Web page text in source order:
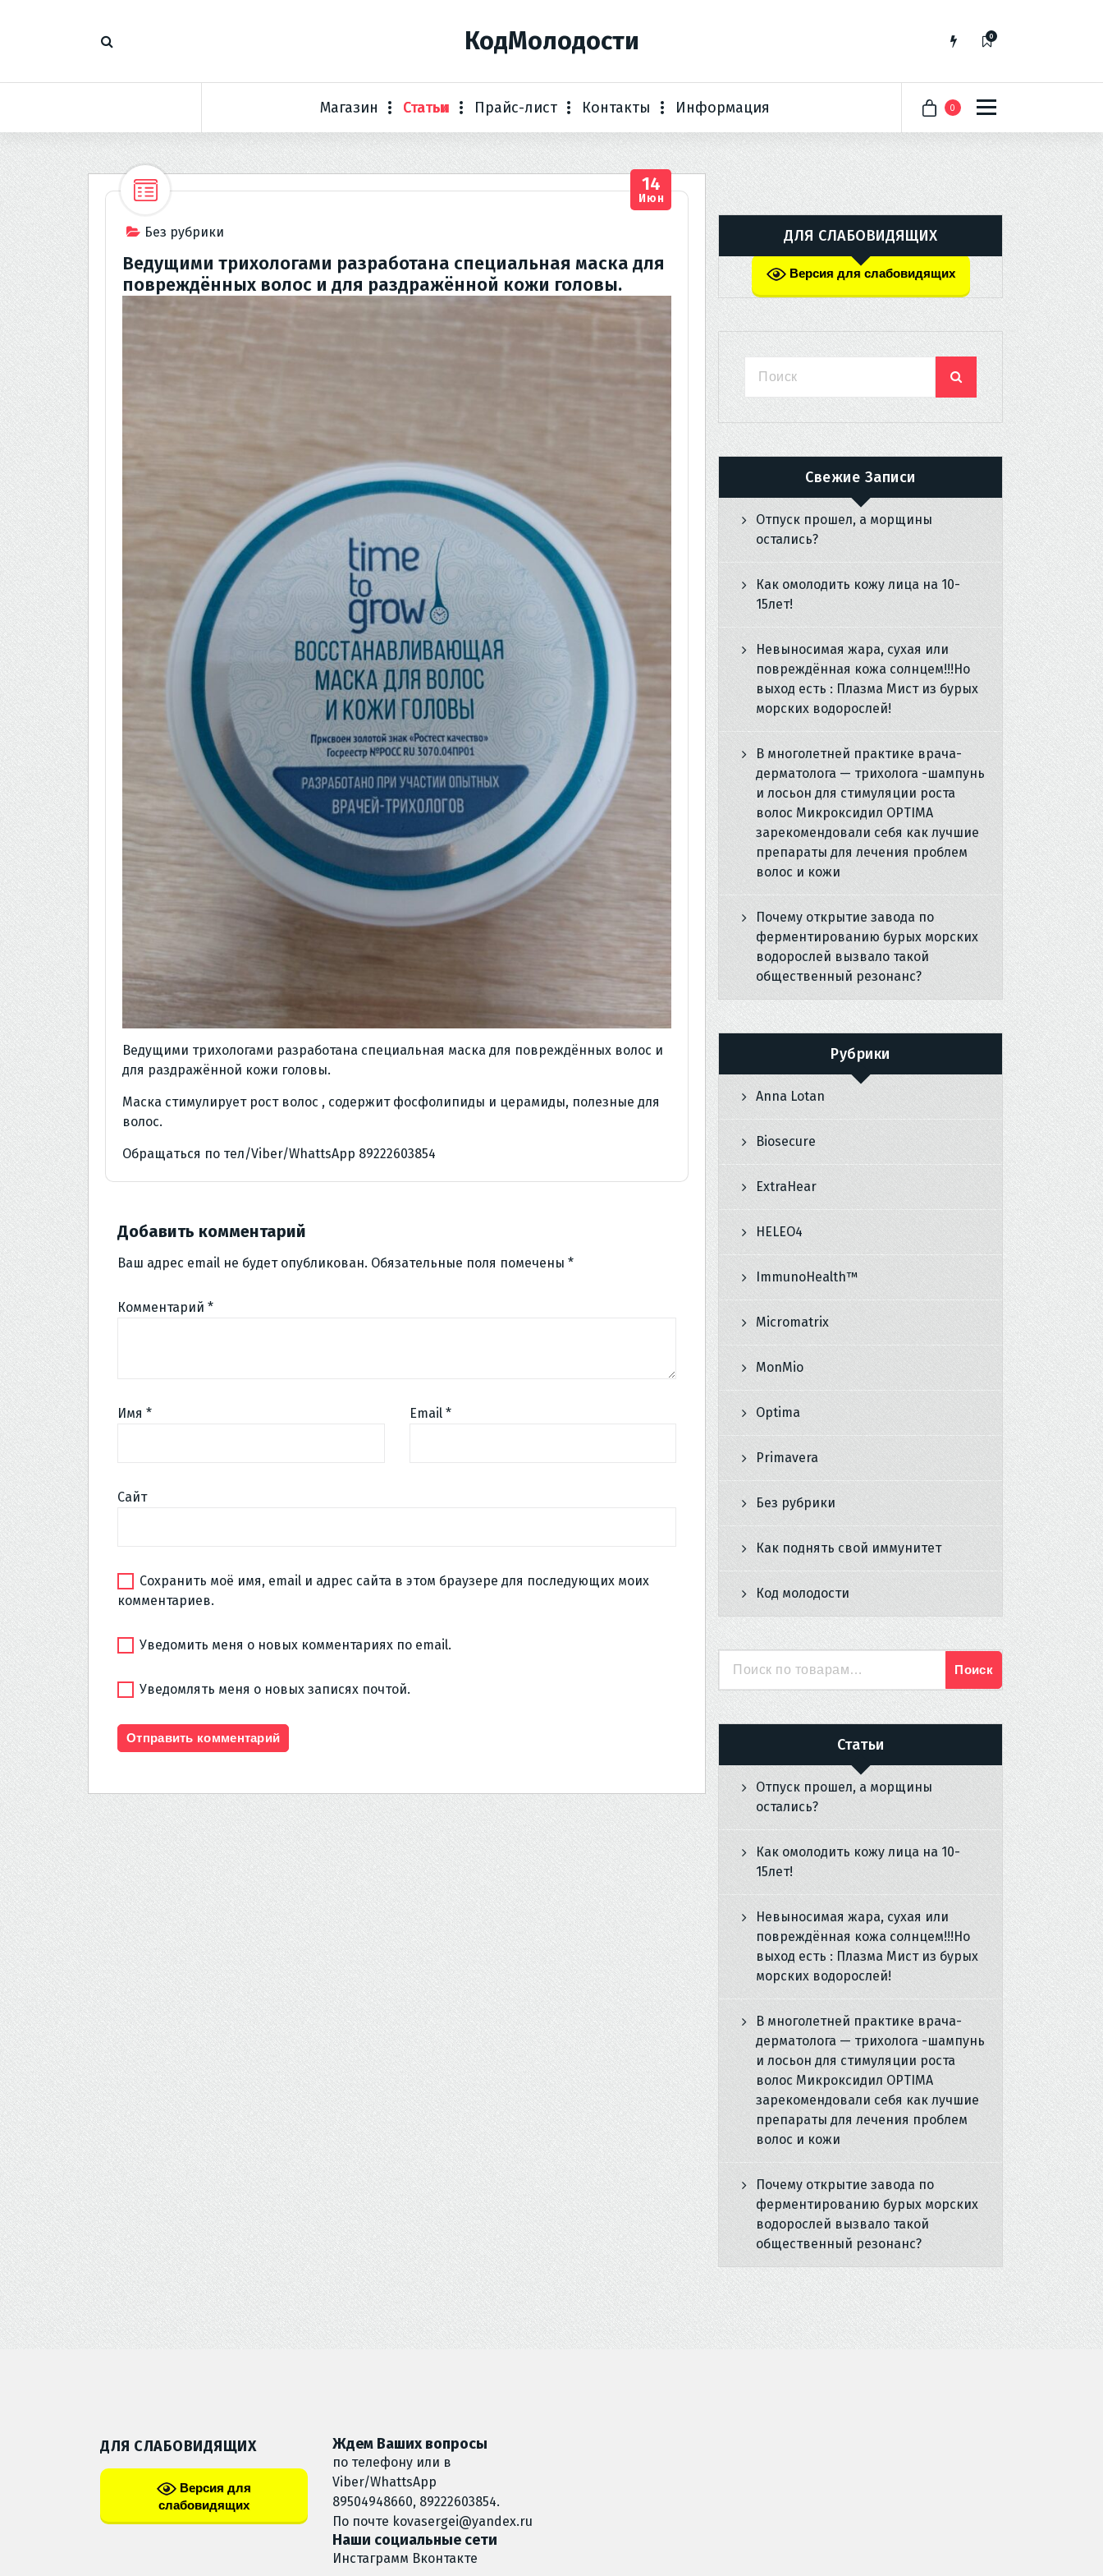
й
КодМолодости 0
Магазин Статьи Прайс-лист Контакты Информация 0
Без рубрики
14
Июн
Ведущими трихологами разработана специальная маска для
повреждённых волос и для раздражённой кожи головы.
Ведущими трихологами разработана специальная маска для повреждённых волос и
для раздражённой кожи головы.
Маска стимулирует рост волос , содержит фосфолипиды и церамиды, полезные для
волос.
Обращаться по тел/Viber/WhattsApp 89222603854
Добавить комментарий
Ваш адрес email не будет опубликован. Обязательные поля помечены *
Комментарий *
Имя * Email *
Сайт
Сохранить моё имя, email и адрес сайта в этом браузере для последующих моих
комментариев.
Уведомить меня о новых комментариях по email.
Уведомлять меня о новых записях почтой.
ДЛЯ СЛАБОВИДЯЩИХ
Версия для слабовидящих
Свежие Записи
Отпуск прошел, а морщины
остались?
Как омолодить кожу лица на 10-
15лет!
Невыносимая жара, сухая или
повреждённая кожа солнцем!!!Но
выход есть : Плазма Мист из бурых
морских водорослей!
В многолетней практике врача-
дерматолога — трихолога -шампунь
и лосьон для стимуляции роста
волос Микроксидил OPTIMA
зарекомендовали себя как лучшие
препараты для лечения проблем
волос и кожи
Почему открытие завода по
ферментированию бурых морских
водорослей вызвало такой
общественный резонанс?
Рубрики
Anna Lotan
Biosecure
ExtraHear
HELEO4
ImmunoHealth™
Micromatrix
MonMio
Optima
Primavera
Без рубрики
Как поднять свой иммунитет
Код молодости
Искать:
Поиск
Статьи
Отпуск прошел, а морщины
остались?
Как омолодить кожу лица на 10-
15лет!
Невыносимая жара, сухая или
повреждённая кожа солнцем!!!Но
выход есть : Плазма Мист из бурых
морских водорослей!
В многолетней практике врача-
дерматолога — трихолога -шампунь
и лосьон для стимуляции роста
волос Микроксидил OPTIMA
зарекомендовали себя как лучшие
препараты для лечения проблем
волос и кожи
Почему открытие завода по
ферментированию бурых морских
водорослей вызвало такой
общественный резонанс?
ДЛЯ СЛАБОВИДЯЩИХ
Версия для
слабовидящих
Ждем Ваших вопросы
по телефону или в
Viber/WhattsApp
89504948660, 89222603854.
По почте kovasergei@yandex.ru
Наши социальные сети
Инстаграмм Вконтакте